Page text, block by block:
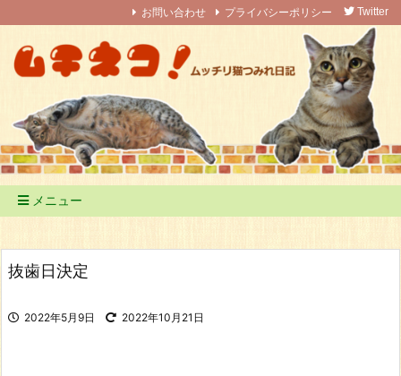
メニュー
お問い合わせ プライバシーポリシー Twitter
抜歯日決定
2022年5月9日 2022年10月21日